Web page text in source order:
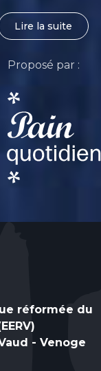
Lire la suite
Proposé par :
réformée du
- Venoge